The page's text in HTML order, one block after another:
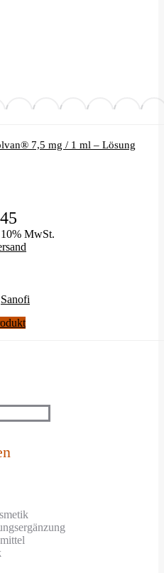
7,5 mg / 1 ml – Lösung
MwSt.
Sanofi